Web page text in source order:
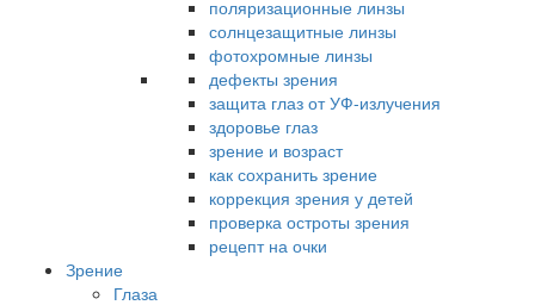
поляризационные линзы
солнцезащитные линзы
фотохромные линзы
дефекты зрения
защита глаз от УФ-излучения
здоровье глаз
зрение и возраст
как сохранить зрение
коррекция зрения у детей
проверка остроты зрения
рецепт на очки
Зрение
Глаза